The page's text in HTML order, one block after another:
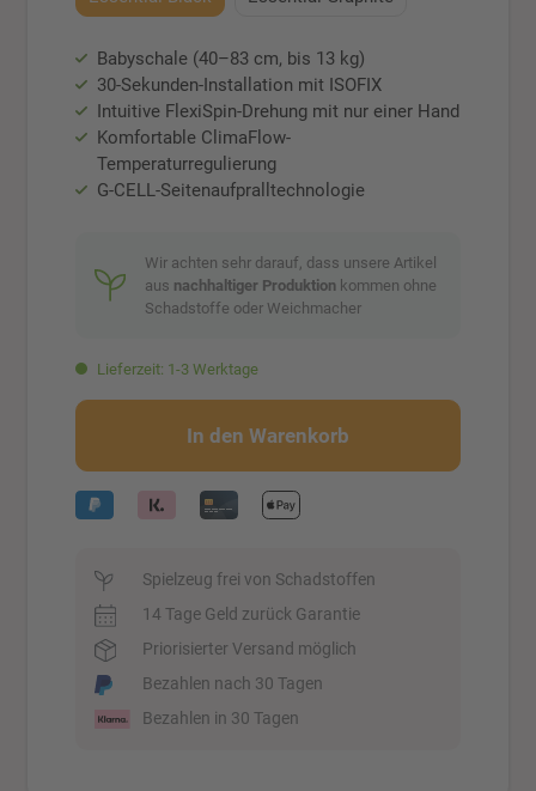
Babyschale (40–83 cm, bis 13 kg)
30-Sekunden-Installation mit ISOFIX
Intuitive FlexiSpin-Drehung mit nur einer Hand
Komfortable ClimaFlow-
Temperaturregulierung
G-CELL-Seitenaufpralltechnologie
Wir achten sehr darauf, dass unsere Artikel
aus nachhaltiger Produktionkommen ohne
Schadstoffe oder Weichmacher
Lieferzeit: 1-3 Werktage
In den Warenkorb
Spielzeug frei von Schadstoffen
14 Tage Geld zurück Garantie
Priorisierter Versand möglich
Bezahlen nach 30 Tagen
Bezahlen in 30 Tagen